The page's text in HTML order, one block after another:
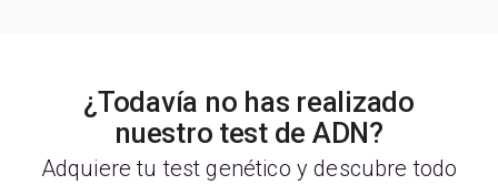
¿Todavía no has realizado
nuestro test de ADN?
Adquiere tu test genético y descubre todo